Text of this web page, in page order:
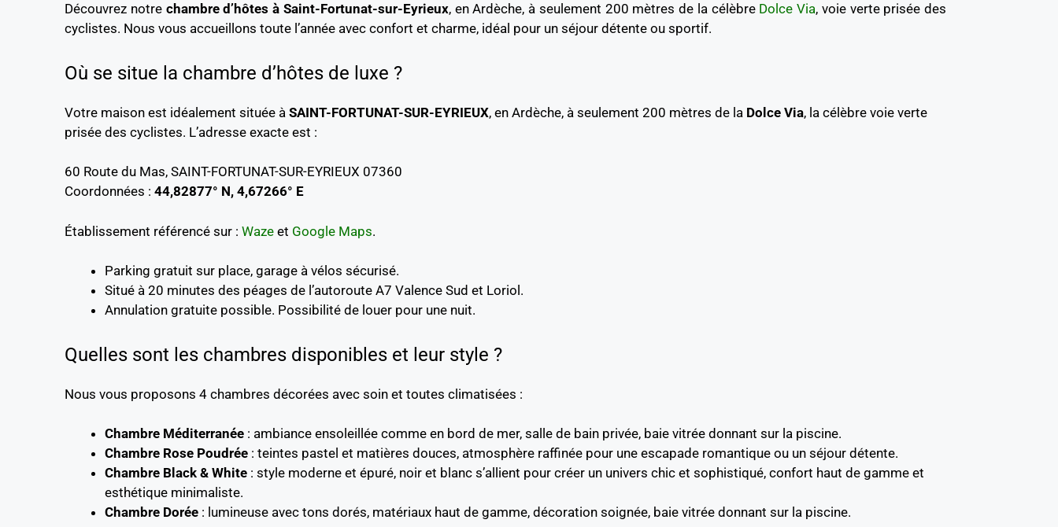
Découvrez notre chambre d’hôtes à Saint-Fortunat-sur-Eyrieux, en Ardèche, à seulement 200 mètres de la célèbre Dolce Via, voie verte prisée des
cyclistes. Nous vous accueillons toute l’année avec confort et charme, idéal pour un séjour détente ou sportif.
Où se situe la chambre d’hôtes de luxe ?
Votre maison est idéalement située à SAINT-FORTUNAT-SUR-EYRIEUX, en Ardèche, à seulement 200 mètres de la Dolce Via, la célèbre voie verte
prisée des cyclistes. L’adresse exacte est :
60 Route du Mas, SAINT-FORTUNAT-SUR-EYRIEUX 07360
Coordonnées : 44,82877° N, 4,67266° E
Établissement référencé sur : Waze et Google Maps.
Parking gratuit sur place, garage à vélos sécurisé.
Situé à 20 minutes des péages de l’autoroute A7 Valence Sud et Loriol.
Annulation gratuite possible. Possibilité de louer pour une nuit.
Quelles sont les chambres disponibles et leur style ?
Nous vous proposons 4 chambres décorées avec soin et toutes climatisées :
Chambre Méditerranée : ambiance ensoleillée comme en bord de mer, salle de bain privée, baie vitrée donnant sur la piscine.
Chambre Rose Poudrée : teintes pastel et matières douces, atmosphère raffinée pour une escapade romantique ou un séjour détente.
Chambre Black & White : style moderne et épuré, noir et blanc s’allient pour créer un univers chic et sophistiqué, confort haut de gamme et
esthétique minimaliste.
Chambre Dorée : lumineuse avec tons dorés, matériaux haut de gamme, décoration soignée, baie vitrée donnant sur la piscine.